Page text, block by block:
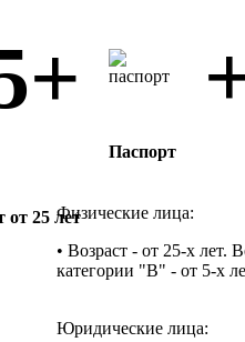
от 25 лет
Паспорт
Физические лица:
• Возраст - от 25-х лет.
категории "B" - от 5-х
Юридические лица: